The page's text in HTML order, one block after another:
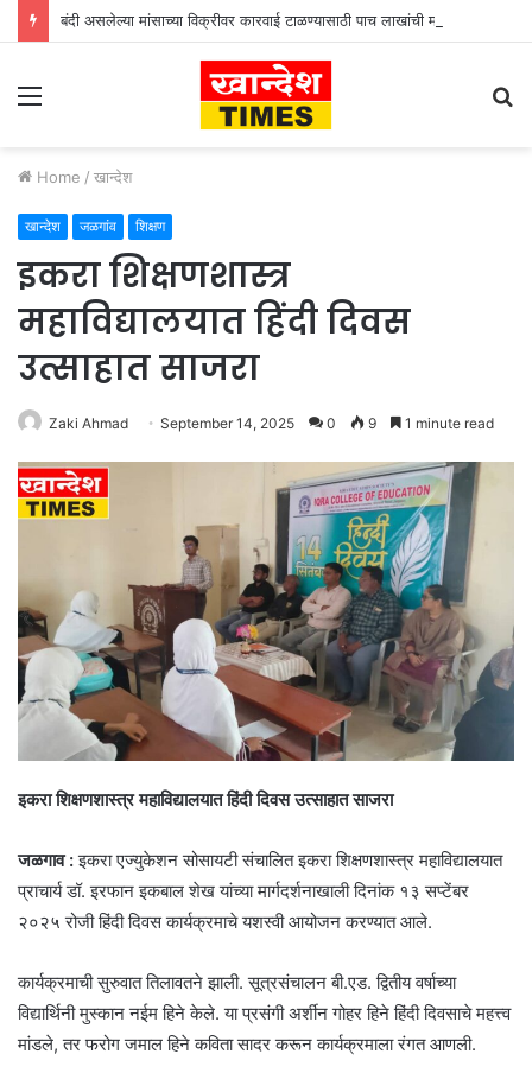
बंदी असलेल्या मांसाच्या विक्रीवर कारवाई टाळण्यासाठी पाच लाखांची मागणी
Menu
Home / खान्देश
खान्देश जळगांव शिक्षण
इकरा शिक्षणशास्त्र
महाविद्यालयात हिंदी दिवस
उत्साहात साजरा
Zaki Ahmad September 14, 2025 0 9 1 minute read
इकरा शिक्षणशास्त्र महाविद्यालयात हिंदी दिवस उत्साहात साजरा
जळगाव :इकरा एज्युकेशन सोसायटी संचालित इकरा शिक्षणशास्त्र महाविद्यालयात
प्राचार्य डॉ. इरफान इकबाल शेख यांच्या मार्गदर्शनाखाली दिनांक १३ सप्टेंबर
२०२५ रोजी हिंदी दिवस कार्यक्रमाचे यशस्वी आयोजन करण्यात आले.
कार्यक्रमाची सुरुवात तिलावतने झाली. सूत्रसंचालन बी.एड. द्वितीय वर्षाच्या
विद्यार्थिनी मुस्कान नईम हिने केले. या प्रसंगी अर्शीन गोहर हिने हिंदी दिवसाचे महत्त्व
मांडले, तर फरोग जमाल हिने कविता सादर करून कार्यक्रमाला रंगत आणली.